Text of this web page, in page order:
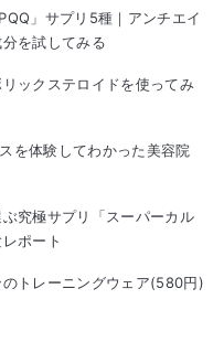
」サプリ5種｜アンチエイ
を試してみる
リックステロイドを使ってみ
を体験してわかった美容院
ぶ究極サプリ「スーパーカル
ポート
のトレーニングウェア(580円)